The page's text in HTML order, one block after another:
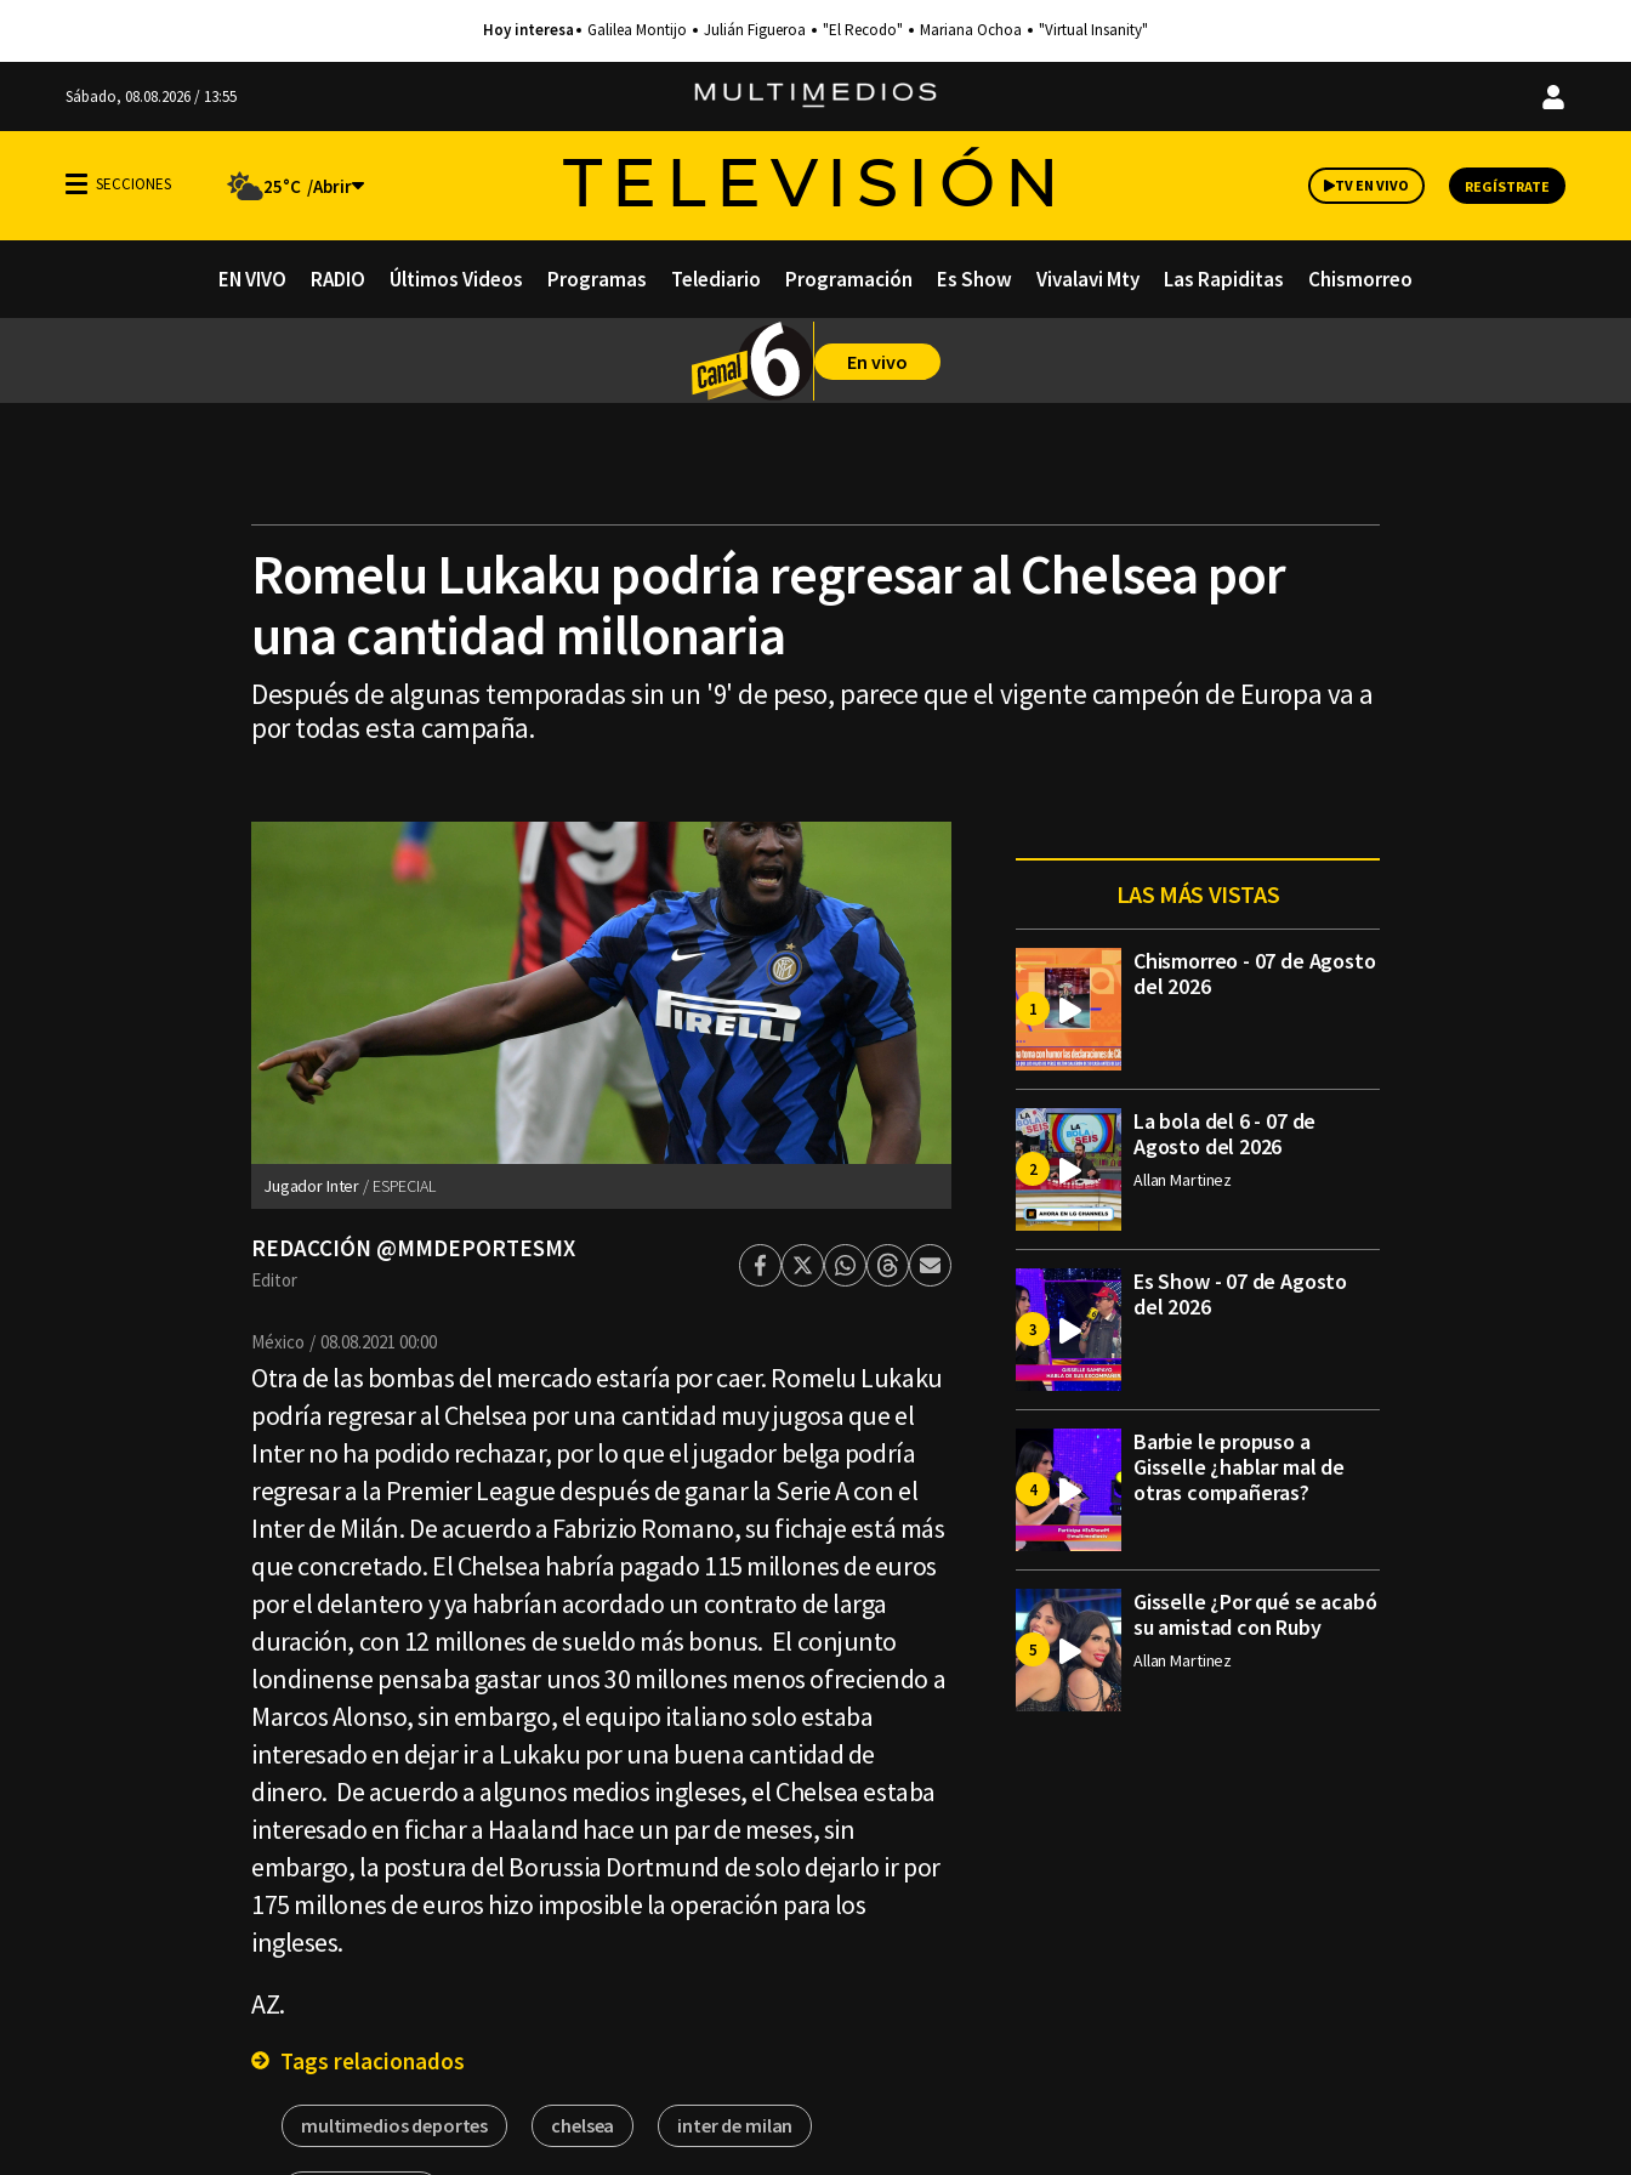
Galilea Montijo Julián Figueroa "El Recodo" Mariana Ochoa "Virtual Insanity"
Sábado, 08.08.2026 / 13:55
Iniciar
25°C TELEVISIÓN TV EN VIVO REGÍSTRATE
EN VIVO RADIO Últimos Videos Programas Telediario Programación Es Show Vivalavi Mty Las Rapiditas Chismorreo
En vivo
Romelu Lukaku podría regresar al Chelsea por
una cantidad millonaria
Después de algunas temporadas sin un '9' de peso, parece que el vigente campeón de Europa va a
por todas esta campaña.
Jugador Inter ESPECIAL
REDACCIÓN @MMDEPORTESMX
Editor Facebook
TwitterWhatsapp
ThreadsEnviar
México 08.08.2021 00:00
Otra de las bombas del mercado estaría por caer. Romelu Lukaku
podría regresar al Chelsea por una cantidad muy jugosa que el
Inter no ha podido rechazar, por lo que el jugador belga podría
regresar a la Premier League después de ganar la Serie A con el
Inter de Milán. De acuerdo a Fabrizio Romano, su fichaje está más
que concretado. El Chelsea habría pagado 115 millones de euros
por el delantero y ya habrían acordado un contrato de larga
duración, con 12 millones de sueldo más bonus. El conjunto
londinense pensaba gastar unos 30 millones menos ofreciendo a
Marcos Alonso, sin embargo, el equipo italiano solo estaba
interesado en dejar ir a Lukaku por una buena cantidad de
dinero. De acuerdo a algunos medios ingleses, el Chelsea estaba
interesado en fichar a Haaland hace un par de meses, sin
embargo, la postura del Borussia Dortmund de solo dejarlo ir por
175 millones de euros hizo imposible la operación para los
ingleses.
AZ.
Tags relacionados
multimedios deportes chelsea inter de milan
LAS MÁS VISTAS
Chismorreo - 07 de Agosto
del 2026
La bola del 6 - 07 de
Agosto del 2026
Allan Martinez
Es Show - 07 de Agosto
del 2026
Barbie le propuso a
Gisselle ¿hablar mal de
otras compañeras?
Gisselle ¿Por qué se acabó
su amistad con Ruby
Allan Martinez